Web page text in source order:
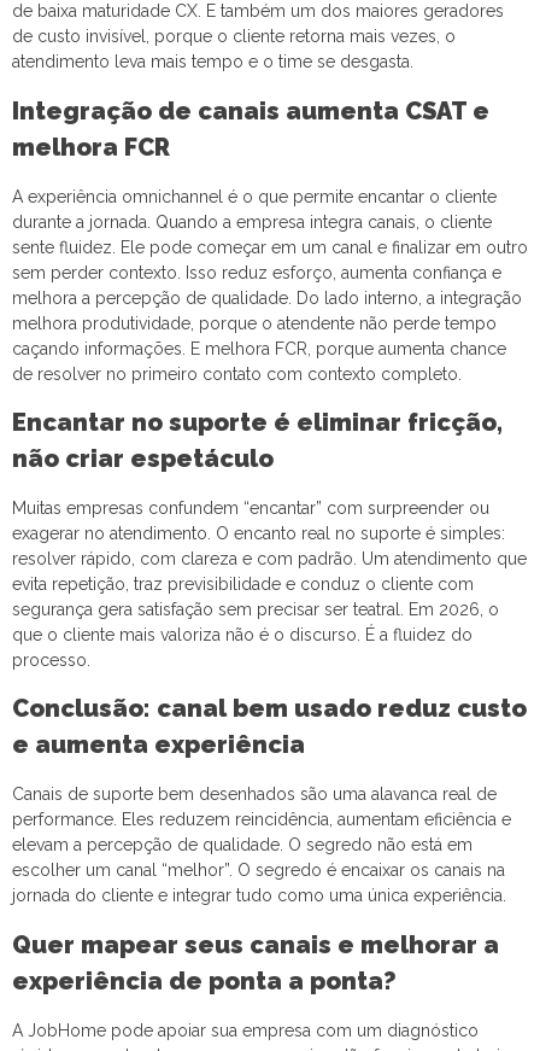
de baixa maturidade CX. E também um dos maiores geradores
de custo invisível, porque o cliente retorna mais vezes, o
atendimento leva mais tempo e o time se desgasta.
Integração de canais aumenta CSAT e
melhora FCR
A experiência omnichannel é o que permite encantar o cliente
durante a jornada. Quando a empresa integra canais, o cliente
sente fluidez. Ele pode começar em um canal e finalizar em outro
sem perder contexto. Isso reduz esforço, aumenta confiança e
melhora a percepção de qualidade. Do lado interno, a integração
melhora produtividade, porque o atendente não perde tempo
caçando informações. E melhora FCR, porque aumenta chance
de resolver no primeiro contato com contexto completo.
Encantar no suporte é eliminar fricção,
não criar espetáculo
Muitas empresas confundem “encantar” com surpreender ou
exagerar no atendimento. O encanto real no suporte é simples:
resolver rápido, com clareza e com padrão. Um atendimento que
evita repetição, traz previsibilidade e conduz o cliente com
segurança gera satisfação sem precisar ser teatral. Em 2026, o
que o cliente mais valoriza não é o discurso. É a fluidez do
processo.
Conclusão: canal bem usado reduz custo
e aumenta experiência
Canais de suporte bem desenhados são uma alavanca real de
performance. Eles reduzem reincidência, aumentam eficiência e
elevam a percepção de qualidade. O segredo não está em
escolher um canal “melhor”. O segredo é encaixar os canais na
jornada do cliente e integrar tudo como uma única experiência.
Quer mapear seus canais e melhorar a
experiência de ponta a ponta?
A JobHome pode apoiar sua empresa com um diagnóstico